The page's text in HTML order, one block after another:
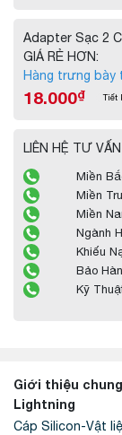
Adapter Sạc 2
GIÁ RẺ HƠN:
Hàng trưng bày
18.000₫ Tiết
LIÊN HỆ TƯ VẤN
Miền
Miền
Miền
Ngành
Khiếu
Bảo
Kỹ
Giới thiệu
Lightning
Cáp Silicon-Vật